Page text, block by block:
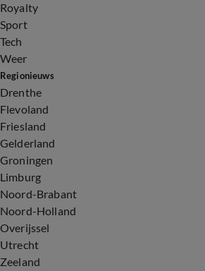
Royalty
Sport
Tech
Weer
Regionieuws
Drenthe
Flevoland
Friesland
Gelderland
Groningen
Limburg
Noord-Brabant
Noord-Holland
Overijssel
Utrecht
Zeeland